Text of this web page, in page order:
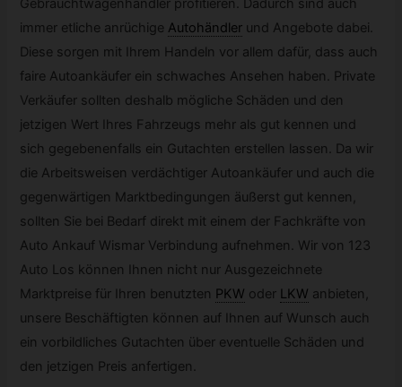
Gebrauchtwagenhändler profitieren. Dadurch sind auch
immer etliche anrüchige Autohändler und Angebote dabei.
Diese sorgen mit Ihrem Handeln vor allem dafür, dass auch
faire Autoankäufer ein schwaches Ansehen haben. Private
Verkäufer sollten deshalb mögliche Schäden und den
jetzigen Wert Ihres Fahrzeugs mehr als gut kennen und
sich gegebenenfalls ein Gutachten erstellen lassen. Da wir
die Arbeitsweisen verdächtiger Autoankäufer und auch die
gegenwärtigen Marktbedingungen äußerst gut kennen,
sollten Sie bei Bedarf direkt mit einem der Fachkräfte von
Auto Ankauf Wismar Verbindung aufnehmen. Wir von 123
Auto Los können Ihnen nicht nur Ausgezeichnete
Marktpreise für Ihren benutzten PKW oder LKW anbieten,
unsere Beschäftigten können auf Ihnen auf Wunsch auch
ein vorbildliches Gutachten über eventuelle Schäden und
den jetzigen Preis anfertigen.